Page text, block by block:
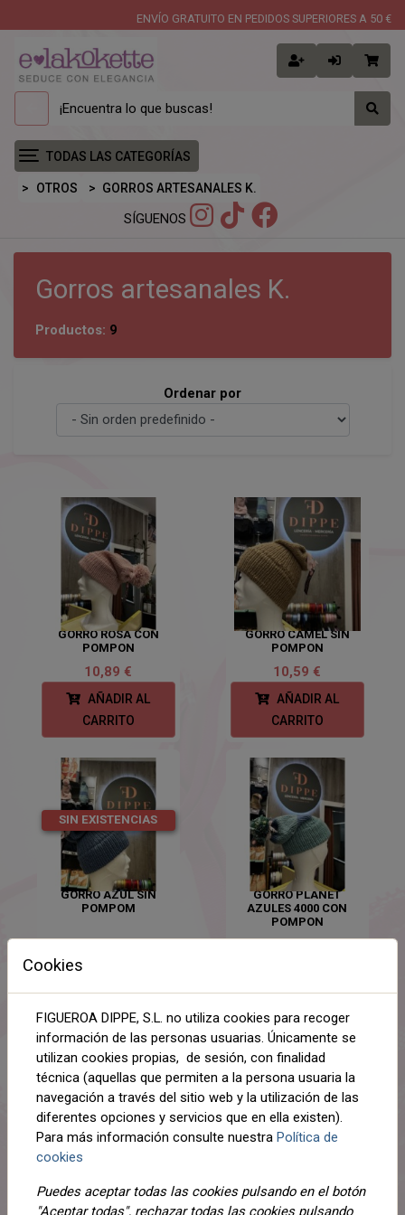
ENVÍO GRATUITO EN PEDIDOS SUPERIORES A 50 €
TODAS LAS CATEGORÍAS
OTROS GORROS ARTESANALES K.
SÍGUENOS
Gorros artesanales K.
Productos: 9
Ordenar por
GORRO ROSA CON
POMPON
10,89 €
AÑADIR AL
CARRITO
GORRO CAMEL SIN
POMPON
10,59 €
AÑADIR AL
CARRITO
SIN EXISTENCIAS
GORRO AZUL SIN
POMPOM
CARRITO
GORRO PLANET
AZULES 4000 CON
POMPON
CARRITO
10,89 € 8,23 €
Cookies
FIGUEROA DIPPE, S.L. no utiliza cookies para recoger
información de las personas usuarias. Únicamente se
utilizan cookies propias, de sesión, con finalidad
técnica (aquellas que permiten a la persona usuaria la
navegación a través del sitio web y la utilización de las
diferentes opciones y servicios que en ella existen).
Para más información consulte nuestra Política de
cookies
Puedes aceptar todas las cookies pulsando en el botón
"Aceptar todas", rechazar todas las cookies pulsando